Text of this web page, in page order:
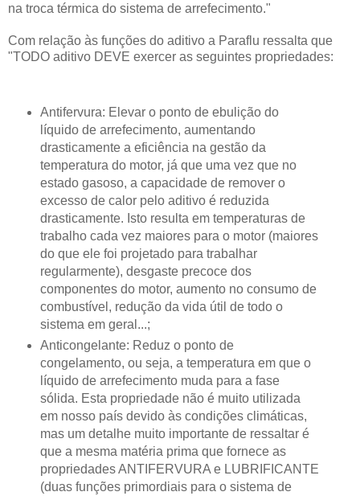
na troca térmica do sistema de arrefecimento."
Com relação às funções do aditivo a Paraflu ressalta que
"TODO aditivo DEVE exercer as seguintes propriedades:
Antifervura: Elevar o ponto de ebulição do
líquido de arrefecimento, aumentando
drasticamente a eficiência na gestão da
temperatura do motor, já que uma vez que no
estado gasoso, a capacidade de remover o
excesso de calor pelo aditivo é reduzida
drasticamente. Isto resulta em temperaturas de
trabalho cada vez maiores para o motor (maiores
do que ele foi projetado para trabalhar
regularmente), desgaste precoce dos
componentes do motor, aumento no consumo de
combustível, redução da vida útil de todo o
sistema em geral...;
Anticongelante: Reduz o ponto de
congelamento, ou seja, a temperatura em que o
líquido de arrefecimento muda para a fase
sólida. Esta propriedade não é muito utilizada
em nosso país devido às condições climáticas,
mas um detalhe muito importante de ressaltar é
que a mesma matéria prima que fornece as
propriedades ANTIFERVURA e LUBRIFICANTE
(duas funções primordiais para o sistema de